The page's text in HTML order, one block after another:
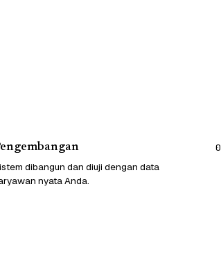
dibangun dan diuji dengan data
nyata Anda.